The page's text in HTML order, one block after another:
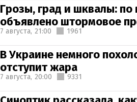
Грозы, град и шквалы: по
объявлено штормовое
7 августа, 21:00 1961
В Украине немного
отступит жара
7 августа, 20:00 9331